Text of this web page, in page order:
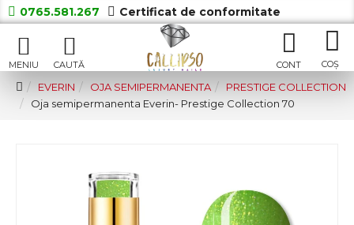
0765.581.267 Certificat de conformitate
EVERIN OJA SEMIPERMANENTA
PRESTIGE COLLECTION
Oja semipermanenta Everin- Prestige Collection 70